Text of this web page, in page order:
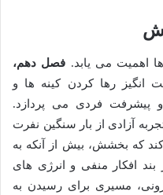
اهمیت می یابد. فصل دهم،
انگیز رها کردن کینه ها و
پیشرفت فردی می پردازد.
آزادی از بار سنگین نفرت
که بخشش، بیش از آنکه به
افکار منفی و انرژی های
مسیری برای رسیدن به